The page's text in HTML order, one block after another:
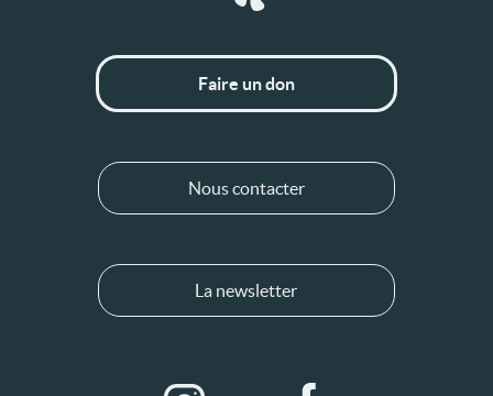
Faire un don
Nous contacter
La newsletter